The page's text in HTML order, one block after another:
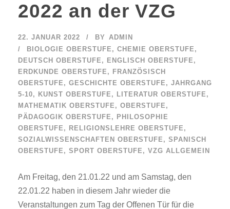
2022 an der VZG
22. JANUAR 2022 BY ADMIN
BIOLOGIE OBERSTUFE , CHEMIE OBERSTUFE ,
DEUTSCH OBERSTUFE , ENGLISCH OBERSTUFE ,
ERDKUNDE OBERSTUFE , FRANZÖSISCH
OBERSTUFE , GESCHICHTE OBERSTUFE , JAHRGANG
5-10, KUNST OBERSTUFE , LITERATUR OBERSTUFE ,
MATHEMATIK OBERSTUFE , OBERSTUFE ,
PÄDAGOGIK OBERSTUFE , PHILOSOPHIE
OBERSTUFE , RELIGIONSLEHRE OBERSTUFE ,
SOZIALWISSENSCHAFTEN OBERSTUFE , SPANISCH
OBERSTUFE , SPORT OBERSTUFE , VZG ALLGEMEIN
Am Freitag, den 21.01.22 und am Samstag, den
22.01.22 haben in diesem Jahr wieder die
Veranstaltungen zum Tag der Offenen Tür für die